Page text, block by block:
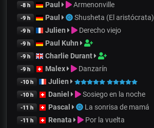
-8 h Paul Armenonville
-9 h Paul Shusheta (El aristócrata)
-9 h Julien Derecho viejo
-9 h Paul Kuhn
-9 h Charlie Durant
-9 h Malex Danzarín
-10 h Julien
-10 h Daniel Sosiego en la noche
-11 h Pascal La sonrisa de mamá
-11 h Renata Por la vuelta